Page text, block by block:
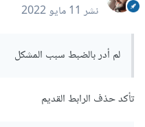
نشر11 مايو 2022
لم أدر بالضبط سبب المشكل
تأكد حذف الرابط القديم